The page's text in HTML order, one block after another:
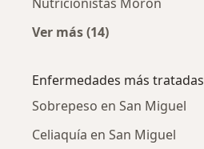
Ver más (14)
Enfermedades más tratadas
Sobrepeso en San Miguel
Celiaquía en San Miguel